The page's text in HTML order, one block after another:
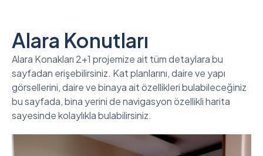
Alara Konutları
Alara Konakları 2+1 projemize ait tüm detaylara bu
sayfadan erişebilirsiniz. Kat planlarını, daire ve yapı
görsellerini, daire ve binaya ait özellikleri bulabileceğiniz
bu sayfada, bina yerini de navigasyon özellikli harita
sayesinde kolaylıkla bulabilirsiniz.